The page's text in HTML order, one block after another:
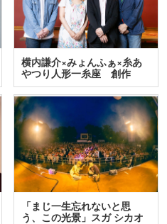
横内謙介×みょんふぁ×糸あ
やつり人形一糸座 創作
人…
「まじ一生忘れないと思
う、この光景」スガ シカオ